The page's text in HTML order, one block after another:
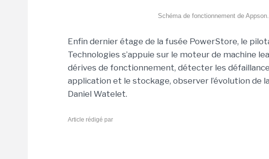
Schéma de fonctionnement de
Enfin dernier étage de la fusée PowerStore, le
Technologies s’appuie sur le moteur de machine
dérives de fonctionnement, détecter les
application et le stockage, observer l’évolution de
Daniel Watelet.
Article rédigé par